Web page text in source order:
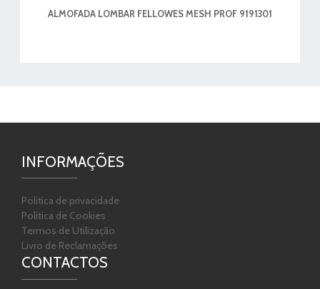
ALMOFADA LOMBAR FELLOWES MESH PROF 9191301
INFORMAÇÕES
Politica de privacidade
Política de Cookies
Termos de Utilização
Livro de Reclamações
CONTACTOS